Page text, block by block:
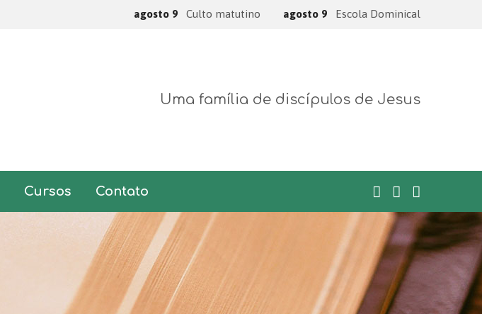
agosto 9 Culto matutino agosto 9 Escola Dominical
Uma família de discípulos de Jesus
Cursos Contato